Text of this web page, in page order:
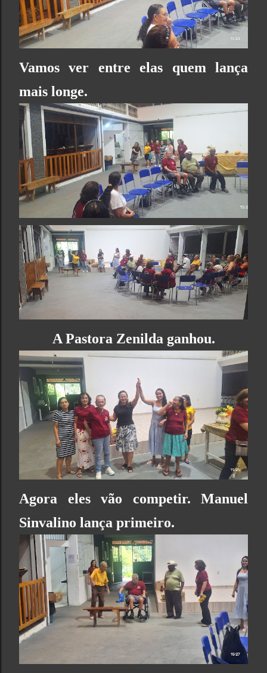
Vamos ver entre elas quem lança
mais longe.
A Pastora Zenilda ganhou.
Agora eles vão competir. Manuel
Sinvalino lança primeiro.